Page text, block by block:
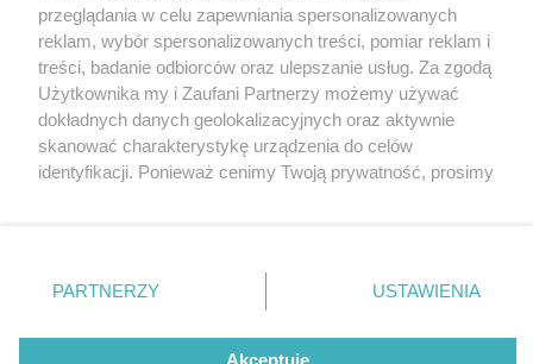
Mężczyzna zatrzymany za
kradzież zegarków
Mężczyzna zatrzymany za kradzież zegarków
Nie zapomnij
zapoznać się z:
polityką prywatności regulamin korzystania z portali
Twojemiasto
Piekary Śląskie
Chorzów
Tarnowskie Góry
Gliwice
Skontakuj sięz nami
Kontakt
Wydawca
Redakcja
przeglądania w celu zapewniania spersonalizowanych
reklam, wybór spersonalizowanych treści, pomiar reklam i
treści, badanie odbiorców oraz ulepszanie usług. Za zgodą
Użytkownika my i Zaufani Partnerzy możemy używać
dokładnych danych geolokalizacyjnych oraz aktywnie
skanować charakterystykę urządzenia do celów
identyfikacji. Ponieważ cenimy Twoją prywatność, prosimy
prywatności znajdujący się w lewym dolnym rogu strony
. Niektóre rodzaje przetwarzania danych nie wymagają
zgody użytkownika, ale masz prawo sprzeciwić się
takiemu przetwarzaniu. Preferencje będą miały
PARTNERZY USTAWIENIA
Akceptuję